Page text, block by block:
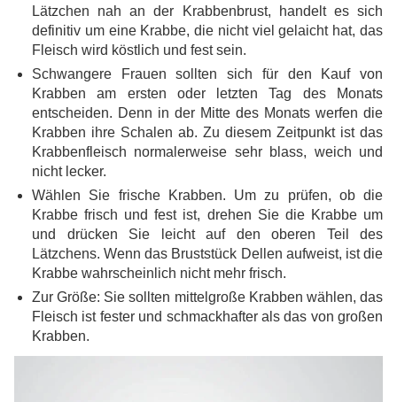
Lätzchen nah an der Krabbenbrust, handelt es sich
definitiv um eine Krabbe, die nicht viel gelaicht hat, das
Fleisch wird köstlich und fest sein.
Schwangere Frauen sollten sich für den Kauf von
Krabben am ersten oder letzten Tag des Monats
entscheiden. Denn in der Mitte des Monats werfen die
Krabben ihre Schalen ab. Zu diesem Zeitpunkt ist das
Krabbenfleisch normalerweise sehr blass, weich und
nicht lecker.
Wählen Sie frische Krabben. Um zu prüfen, ob die
Krabbe frisch und fest ist, drehen Sie die Krabbe um
und drücken Sie leicht auf den oberen Teil des
Lätzchens. Wenn das Bruststück Dellen aufweist, ist die
Krabbe wahrscheinlich nicht mehr frisch.
Zur Größe: Sie sollten mittelgroße Krabben wählen, das
Fleisch ist fester und schmackhafter als das von großen
Krabben.